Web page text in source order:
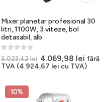
Mixer planetar profesional 30
litri, 1100W, 3 viteze, bol
detasabil, alb
0out of 5
5.023,42lei Prețul
inițial
a
4.069,98 lei Prețul
fără
TVA (4.924,67 lei cu TVA)
10%